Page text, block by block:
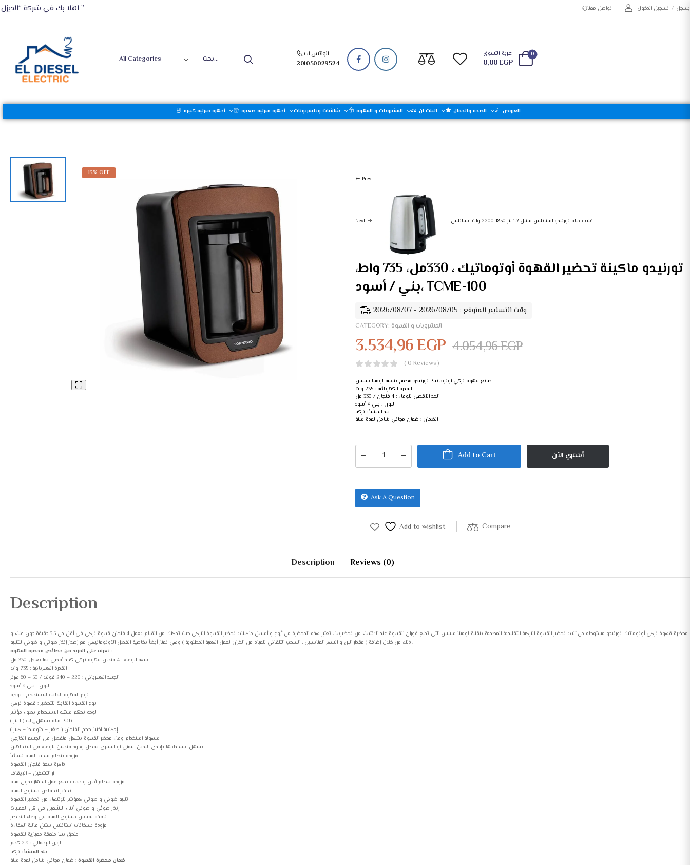
اهلا بك في شركة “الديزل ” تواصل معنا تسجيل الدخول / يسجل
الواتس اب
201050029524
عربة التسوق:
0,00EGP
0
أجهزة منزلية كبيرة أجهزة منزلية صغيرة شاشات وتليفزيونات المشروبات و القهوة البلت ان الصحة والجمال العروض
13% OFF
Prev
Next غلاية مياه تورنيدو استانلس ستيل 1.7 لتر 1850-2200 وات استانلس
تورنيدو ماكينة تحضير القهوة أوتوماتيك ، 330مل، 735 واط،
بني / أسود، TCME-100
وقت التسليم المتوقع : 2026/08/05 - 2026/08/07
CATEGORY: المشروبات و القهوة
3.534,96EGP 4.054,96EGP
( 0 Reviews )
صانع قهوة تركي أوتوماتيك تورنيدو مصمم بتقنية لومينا سينس
القدرة الكهربائية : 735 وات
الحد الأقصى للوعاء : 4 فنجان / 330 مل
اللون : بني × أسود
بلد المنشأ : تركيا
الضمان : ضمان مجاني شامل لمدة سنة
Add to Cart أشتري الأن
Ask A Question
Add to wishlist Compare
Description Reviews (0)
Description
محضرة قهوة تركي أوتوماتيك تورنيدو مستوحاه من آلات تحضير القهوة التركية التقليدية المصممة بتقنية لومينا سينس التي تمنع فوران القهوة عند الانتهاء من تحضيرها ، تعتبر هذه المحضرة من أروع و أسهل ماكينات تحضير القهوة التركي حيث تمكنك من القيام بعمل 4 فنجان قهوة تركي في أقل من 3.5 دقيقة دون عناء و
ذلك من خلال إضافة ( مقدار البن و السكر المناسبين ، السحب التلقائي للمياه من الخزان لعمل الكمية المطلوبة ) وهي تمتاز أيضاً بخاصية الفصل الأوتوماتيكي مع إصدار إنذار صوتي و ضوئي للتنبيه .
تعرف على المزيد من خصائص محضرة القهوة :-
سعة الوعاء : 4 فنجان قهوة تركي كحد أقصي بما يعادل 330 مل
القدرة الكهربائية : 735 وات
الجهد الكهربائي : 220 – 240 فولت / 50 – 60 هرتز
اللون : بني × أسود
نوع القهوة القابلة للاستخدام : بودرة
نوع القهوة القابلة للتحضير : قهوة تركي
لوحة تحكم سهلة الاستخدام بضوء مؤشر
تانك مياه يسهل إزالته ( 1 لتر )
إمكانية اختيار حجم الفنجان ( صغير – متوسط – كبير )
سهولة استخدام وعاء محضر القهوة بشكل منفصل عن الجسم الخارجي
يسهل استخدامها بإحدى اليدين اليمنى أو اليسرى بفضل وجود فتحتين للوعاء فى الاتجاهين
مزودة بنظام سحب المياه تلقائياً
ذاكرة ﺳﻌﺔ ﻓﻨﺠﺎن القهوة
زر التشغيل – الإيقاف
مزودة بنظام أمان و حماية يمنع عمل الجهاز بدون مياه
تحذير انخفاض مستوى المياه
تنبيه ضوئي و صوتي كمؤشر للإنتهاء من تحضير القهوة
إنذار ضوئي و صوتي أثناء التشغيل في كل العمليات
نافذة لقياس مستوى المياه في وعاء التحضير
مزودة بسخانات استانلس ستيل عالية الكفاءة
ملحق بها ملعقة معيارية للقهوة
الوزن الإجمالي : 2.9 كجم
بلد المنشأ : تركيا
ضمان محضرة القهوة : ضمان مجاني شامل لمدة سنة